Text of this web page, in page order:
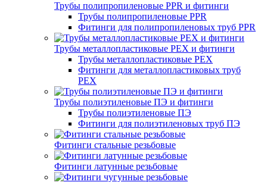
Трубы полипропиленовые PPR и фитинги
Трубы полипропиленовые PPR
Фитинги для полипропиленовых труб PPR
Трубы металлопластиковые PEX и фитинги
Трубы металлопластиковые PEX
Фитинги для металлопластиковых труб
PEX
Трубы полиэтиленовые ПЭ и фитинги
Трубы полиэтиленовые ПЭ
Фитинги для полиэтиленовых труб ПЭ
Фитинги стальные резьбовые
Фитинги латунные резьбовые